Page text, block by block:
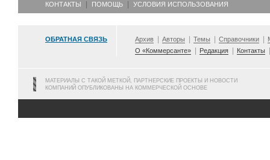
КОНТАКТЫ ПОМОЩЬ УСЛОВИЯ ИСПОЛЬЗОВАНИЯ
ОБРАТНАЯ СВЯЗЬ Архив Авторы Темы Справочники
О «Коммерсанте»
Редакция Контакты
МАТЕРИАЛЫ С ТАКОЙ МЕТКОЙ, ПАРТНЕРСКИЕ ПРОЕКТЫ И НОВОСТИ
КОМПАНИЙ ОПУБЛИКОВАНЫ НА КОММЕРЧЕСКОЙ ОСНОВЕ